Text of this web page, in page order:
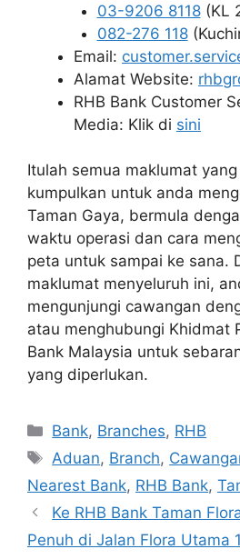
03-9206 8118(KL
082-276 118
Email:
Alamat Website:
RHB Bank Customer
Media: Klik di sini
Itulah semua maklumat
kumpulkan untuk anda
Taman Gaya, bermula
waktu operasi dan cara
peta untuk sampai ke sana.
maklumat menyeluruh ini,
mengunjungi cawangan
atau menghubungi Khidmat
Bank Malaysia untuk
yang diperlukan.
Categories
Bank, Branches, RHB
Tags
Aduan, Branch,
Nearest Bank, RHB Bank,
Ke RHB Bank Taman
Penuh di Jalan Flora Utama